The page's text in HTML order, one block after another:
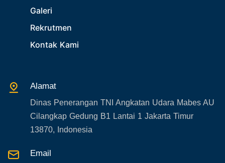
35. Gangguan bandara
36. Kecelakaan pesawat TNI
37. Kecelakaan pesawat swasta
39. Gangguan KAMTIBMAS
Galeri
Rekrutmen
Kontak Kami
Alamat
Dinas Penerangan TNI Angkatan Udara Mabes AU
Cilangkap Gedung B1 Lantai 1 Jakarta Timur
13870, Indonesia
Email